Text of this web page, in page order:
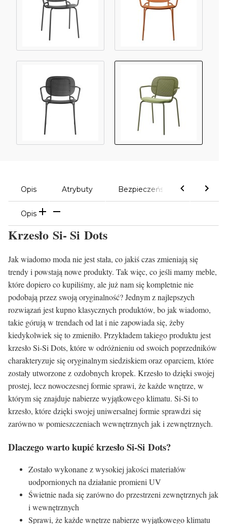
Opis Atrybuty Bezpieczeństwo
Opis
Krzesło Si- Si Dots
Jak wiadomo moda nie jest stała, co jakiś czas zmieniają się
trendy i powstają nowe produkty. Tak więc, co jeśli mamy meble,
które dopiero co kupiliśmy, ale już nam się kompletnie nie
podobają przez swoją oryginalność? Jednym z najlepszych
rozwiązań jest kupno klasycznych produktów, bo jak wiadomo,
takie górują w trendach od lat i nie zapowiada się, żeby
kiedykolwiek się to zmieniło. Przykładem takiego produktu jest
krzesło Si-Si Dots, które w odróżnieniu od swoich poprzedników
charakteryzuje się oryginalnym siedziskiem oraz oparciem, które
zostały utworzone z ozdobnych kropek. Krzesło to dzięki swojej
prostej, lecz nowoczesnej formie sprawi, że każde wnętrze, w
którym się znajduje nabierze wyjątkowego klimatu. Si-Si to
krzesło, które dzięki swojej uniwersalnej formie sprawdzi się
zarówno w pomieszczeniach wewnętrznych jak i zewnętrznych.
Dlaczego warto kupić krzesło Si-Si Dots?
Zostało wykonane z wysokiej jakości materiałów
uodpornionych na działanie promieni UV
Świetnie nada się zarówno do przestrzeni zewnętrznych jak
i wewnętrznych
Sprawi, że każde wnętrze nabierze wyjątkowego klimatu